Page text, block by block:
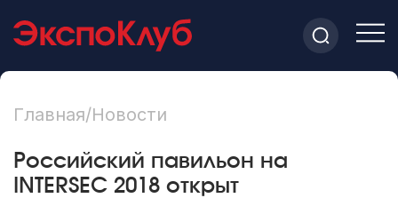
Главная/Новости
Российский павильон на
INTERSEC 2018 открыт